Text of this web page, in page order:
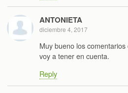
ANTONIETA
diciembre 4, 2017
Muy bueno los
voy a tener en cuenta.
Reply